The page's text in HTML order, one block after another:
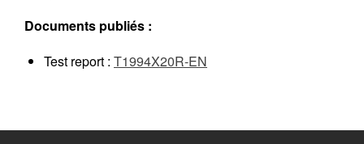
Documents publiés :
Test report : T1994X20R-EN